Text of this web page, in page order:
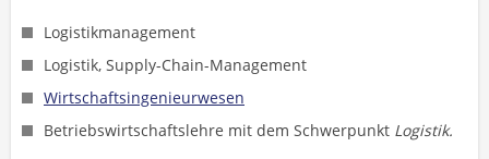
Logistikmanagement
Logistik, Supply-Chain-Management
Wirtschaftsingenieurwesen
Betriebswirtschaftslehre mit dem Schwerpunkt Logistik.